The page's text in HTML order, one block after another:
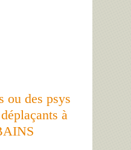
ou des psys
à